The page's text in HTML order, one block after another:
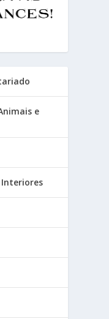
e
Interiores